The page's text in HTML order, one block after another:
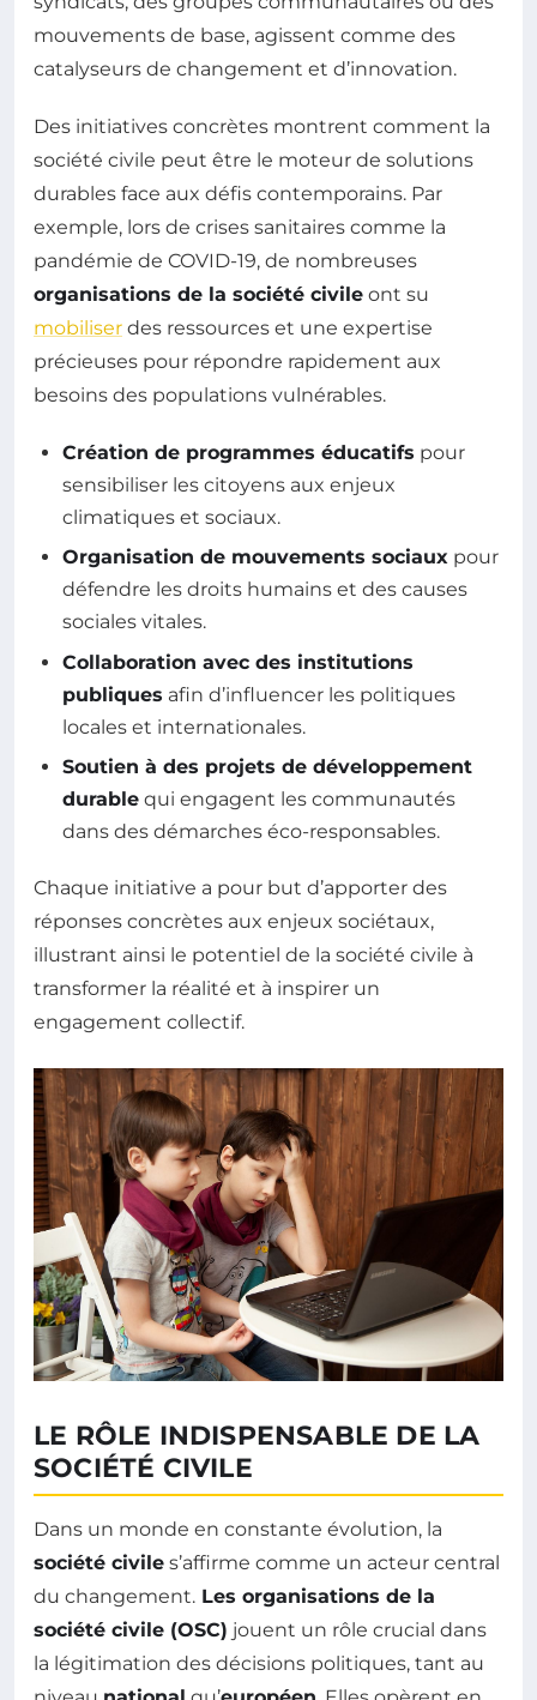
mouvements de base, agissent comme des
catalyseurs de changement et d’innovation.
Des initiatives concrètes montrent comment la
société civile peut être le moteur de solutions
durables face aux défis contemporains. Par
exemple, lors de crises sanitaires comme la
pandémie de COVID-19, de nombreuses
organisations de la société civile ont su
mobiliser des ressources et une expertise
précieuses pour répondre rapidement aux
besoins des populations vulnérables.
Création de programmes éducatifs pour
sensibiliser les citoyens aux enjeux
climatiques et sociaux.
Organisation de mouvements sociaux pour
défendre les droits humains et des causes
sociales vitales.
Collaboration avec des institutions
publiques afin d’influencer les politiques
locales et internationales.
Soutien à des projets de développement
durable qui engagent les communautés
dans des démarches éco-responsables.
Chaque initiative a pour but d’apporter des
réponses concrètes aux enjeux sociétaux,
illustrant ainsi le potentiel de la société civile à
transformer la réalité et à inspirer un
engagement collectif.
LE RÔLE INDISPENSABLE DE LA
SOCIÉTÉ CIVILE
Dans un monde en constante évolution, la
société civile s’affirme comme un acteur central
du changement. Les organisations de la
société civile (OSC) jouent un rôle crucial dans
la légitimation des décisions politiques, tant au